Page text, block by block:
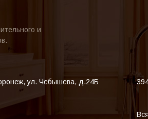
и
,ул. Чебышева, д.24Б